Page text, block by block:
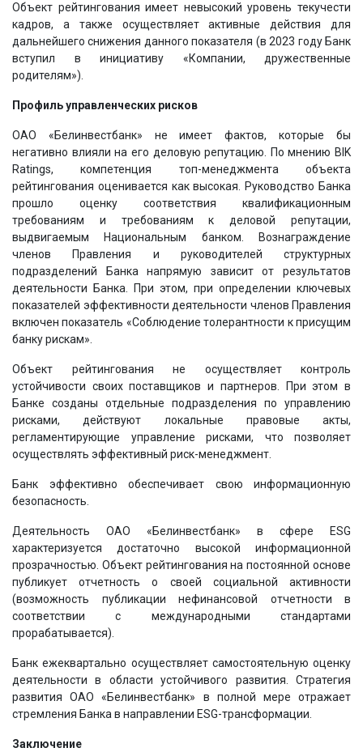
Объект рейтингования имеет невысокий уровень текучести
кадров, а также осуществляет активные действия для
дальнейшего снижения данного показателя (в 2023 году Банк
вступил в инициативу «Компании, дружественные
родителям»).
Профиль управленческих рисков
ОАО «Белинвестбанк» не имеет фактов, которые бы
негативно влияли на его деловую репутацию. По мнению BIK
Ratings, компетенция топ-менеджмента объекта
рейтингования оценивается как высокая. Руководство Банка
прошло оценку соответствия квалификационным
требованиям и требованиям к деловой репутации,
выдвигаемым Национальным банком. Вознаграждение
членов Правления и руководителей структурных
подразделений Банка напрямую зависит от результатов
деятельности Банка. При этом, при определении ключевых
показателей эффективности деятельности членов Правления
включен показатель «Соблюдение толерантности к присущим
банку рискам».
Объект рейтингования не осуществляет контроль
устойчивости своих поставщиков и партнеров. При этом в
Банке созданы отдельные подразделения по управлению
рисками, действуют локальные правовые акты,
регламентирующие управление рисками, что позволяет
осуществлять эффективный риск-менеджмент.
Банк эффективно обеспечивает свою информационную
безопасность.
Деятельность ОАО «Белинвестбанк» в сфере ESG
характеризуется достаточно высокой информационной
прозрачностью. Объект рейтингования на постоянной основе
публикует отчетность о своей социальной активности
(возможность публикации нефинансовой отчетности в
соответствии с международными стандартами
прорабатывается).
Банк ежеквартально осуществляет самостоятельную оценку
деятельности в области устойчивого развития. Стратегия
развития ОАО «Белинвестбанк» в полной мере отражает
стремления Банка в направлении ESG-трансформации.
Заключение